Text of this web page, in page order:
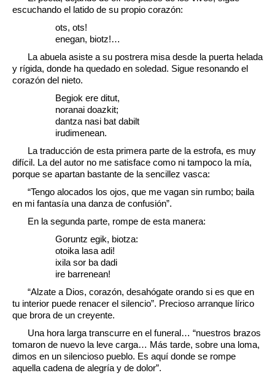
escuchando el latido de su propio corazón:
ots, ots!
enegan, biotz!…
La abuela asiste a su postrera misa desde la puerta helada
y rígida, donde ha quedado en soledad. Sigue resonando el
corazón del nieto.
Begiok ere ditut,
noranai doazkit;
dantza nasi bat dabilt
irudimenean.
La traducción de esta primera parte de la estrofa, es muy
difícil. La del autor no me satisface como ni tampoco la mía,
porque se apartan bastante de la sencillez vasca:
“Tengo alocados los ojos, que me vagan sin rumbo; baila
en mi fantasía una danza de confusión”.
En la segunda parte, rompe de esta manera:
Goruntz egik, biotza:
otoika lasa adi!
ixila sor ba dadi
ire barrenean!
“Alzate a Dios, corazón, desahógate orando si es que en
tu interior puede renacer el silencio”. Precioso arranque lírico
que brora de un creyente.
Una hora larga transcurre en el funeral… “nuestros brazos
tomaron de nuevo la leve carga… Más tarde, sobre una loma,
dimos en un silencioso pueblo. Es aquí donde se rompe
aquella cadena de alegría y de dolor”.